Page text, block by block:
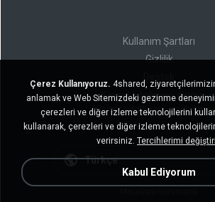
Kullanım Şartları
Gizlilik
Kişisel bilgilerimi
Kişisel bilgilerimi
Türkçe
Çerez Kullanıyoruz. 4shared,
anlamak ve Web Sitemizdeki gezinme
çerezleri ve diğer izleme teknolojilerini
kullanarak, çerezleri ve diğer izleme
verirsiniz. Tercihlerimi
Kabul Ediyorum